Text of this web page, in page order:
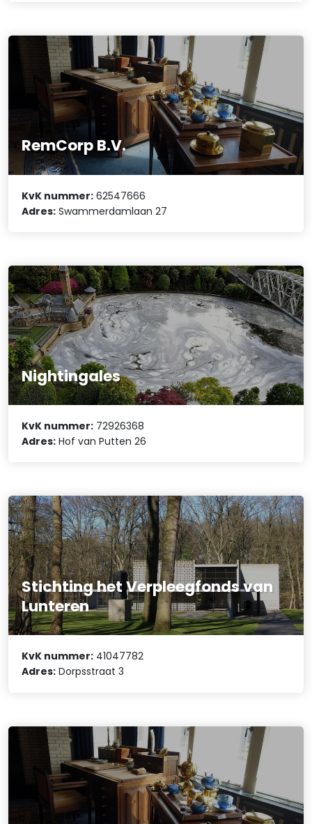
RemCorp B.V.
KvK nummer: 62547666
Adres: Swammerdamlaan 27
Nightingales
KvK nummer: 72926368
Adres: Hof van Putten 26
Stichting het Verpleegfonds van
Lunteren
KvK nummer: 41047782
Adres: Dorpsstraat 3